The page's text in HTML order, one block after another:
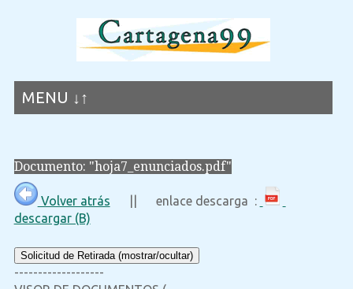
MENU ↓↑
Documento: "hoja7_enunciados.pdf"
Volver atrás || enlace descarga :
descargar (B)
Solicitud de Retirada (mostrar/ocultar)
-------------------